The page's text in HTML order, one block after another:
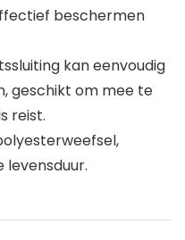
beschermen
kan eenvoudig
geschikt om mee te
reist.
levensduur.